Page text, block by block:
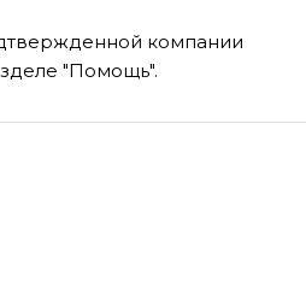
компании
"Помощь".